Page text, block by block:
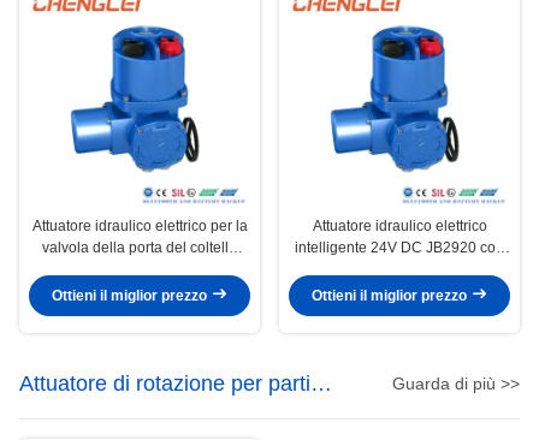
Attuatore idraulico elettrico per la
valvola della porta del coltello
funzionamento a temperatura
Ottieni il miglior prezzo
Attuatore idraulico elettrico
intelligente 24V DC JB2920 con
controllo di valvole ad alta coppia
Ottieni il miglior prezzo
Attuatore di rotazione per parti
elettriche
Guarda di più >>